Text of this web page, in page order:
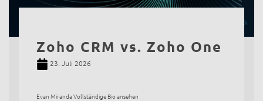
Zoho CRM vs. Zoho One
23. Juli 2026
Evan Miranda Vollständige Bio ansehen